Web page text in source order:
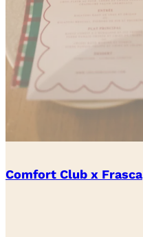
Comfort Club x Frasca